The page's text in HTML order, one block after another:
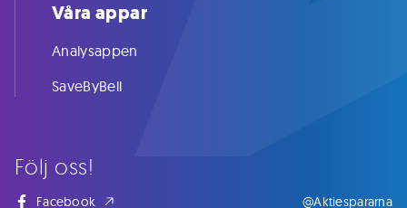
Följ oss!
Facebook @Aktiespararna
Våra appar
Analysappen
SaveByBell